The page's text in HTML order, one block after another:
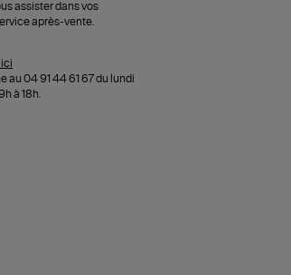
assister dans vos
après-vente.
au 04 91 44 61 67 du lundi
à 18h.